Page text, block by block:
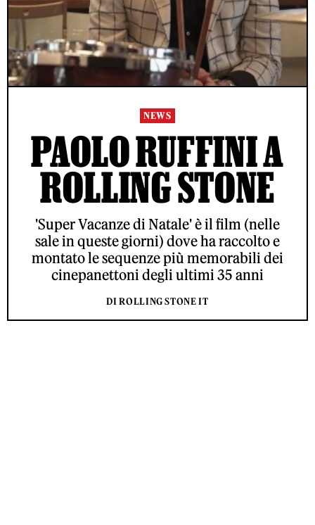
NEWS
PAOLO RUFFINI A
ROLLING STONE
'Super Vacanze di Natale' è il film (nelle
sale in queste giorni) dove ha raccolto e
montato le sequenze più memorabili dei
cinepanettoni degli ultimi 35 anni
DI ROLLING STONE IT